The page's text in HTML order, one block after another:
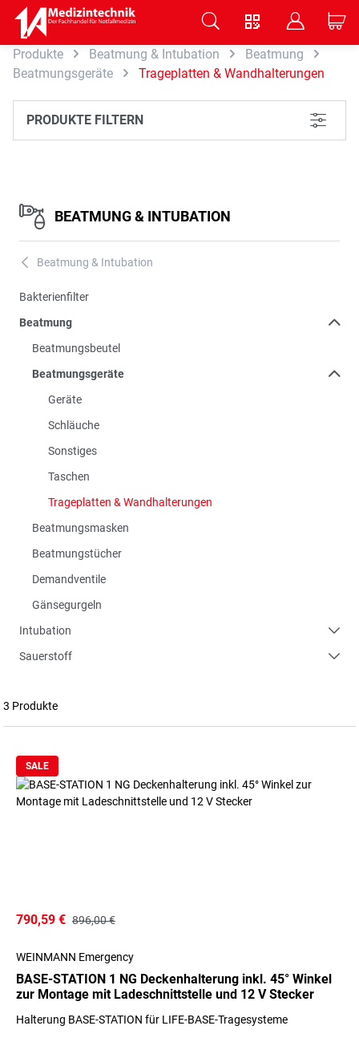
Zum Hauptinhalt springen
V B C
Produkte Beatmung & Intubation
Beatmung
Beatmungsgeräte
Trageplatten & Wandhalterungen
PRODUKTE FILTERN L
BEATMUNG & INTUBATION
A Beatmung & Intubation
Bakterienfilter
Beatmung
Beatmungsbeutel
Beatmungsgeräte
Geräte
Schläuche
Sonstiges
Taschen
Trageplatten & Wandhalterungen
Beatmungsmasken
Beatmungstücher
Demandventile
Gänsegurgeln
Intubation
Sauerstoff
3 Produkte
SALE
790,59 € 896,00 €
WEINMANN Emergency
BASE-STATION 1 NG Deckenhalterung inkl. 45° Winkel
zur Montage mit Ladeschnittstelle und 12 V Stecker
Halterung BASE-STATION für LIFE-BASE-Tragesysteme